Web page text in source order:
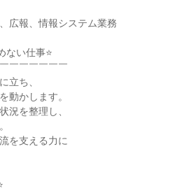
広報、情報システム業務
ない仕事⭐
￣￣￣￣￣￣
立ち、
動かします。
況を整理し、
を支える力に